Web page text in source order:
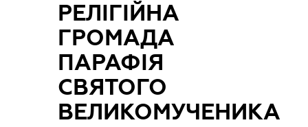
РЕЛІГІЙНА
ГРОМАДА
ПАРАФІЯ
СВЯТОГО
ВЕЛИКОМУЧЕНИКА